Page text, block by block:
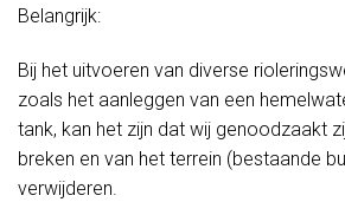
Belangrijk:
Bij het uitvoeren van diverse
zoals het aanleggen van een
tank, kan het zijn dat wij genoodzaakt
breken en van het terrein (bestaande
verwijderen.